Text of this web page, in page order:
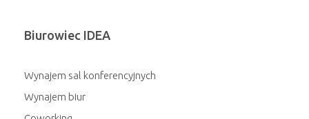
Biurowiec IDEA
Wynajem sal konferencyjnych
Wynajem biur